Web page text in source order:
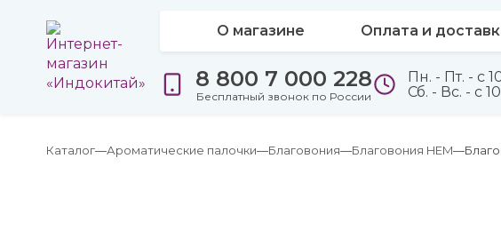
О магазине Оплата и
8 800 7 000 228
Бесплатный звонок по России
Пн. - Пт. - с
Сб. - Вс. - с
Каталог Ароматические палочки Благовония Благовония HEM